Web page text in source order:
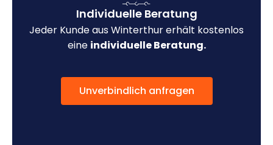
Individuelle Beratung
Jeder Kunde aus Winterthur erhält kostenlos
eine individuelle Beratung.
Unverbindlich anfragen